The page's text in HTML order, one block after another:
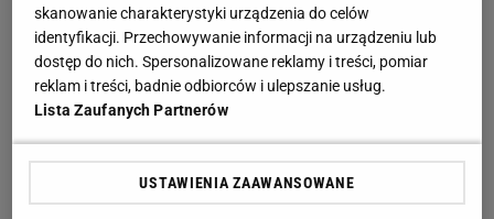
skanowanie charakterystyki urządzenia do celów
identyfikacji. Przechowywanie informacji na urządzeniu lub
dostęp do nich. Spersonalizowane reklamy i treści, pomiar
reklam i treści, badnie odbiorców i ulepszanie usług.
Lista Zaufanych Partnerów
USTAWIENIA ZAAWANSOWANE